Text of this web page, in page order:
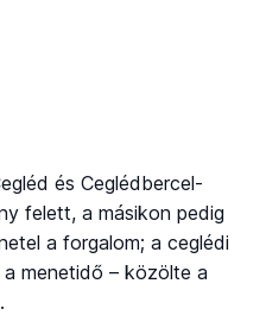
és Ceglédbercel-
felett, a másikon pedig
a forgalom; a ceglédi
menetidő – közölte a